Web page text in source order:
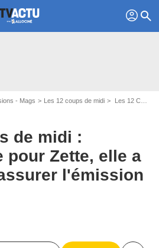
profil search
- Mags Les 12 coups de midi Les 12 Coups de midi : mésaventure pour Zette, elle a failli ne pas assurer l'émission !
de midi :
pour Zette, elle a
l'émission